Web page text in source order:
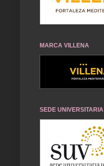
MARCA VILLENA
SEDE UNIVERSITARIA